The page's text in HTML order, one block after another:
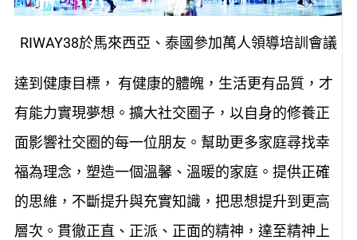
RIWAY38於馬來西亞、泰國參加萬人領導培訓會議
達到健康目標， 有健康的體魄，生活更有品質，才
有能力實現夢想。擴大社交圈子，以自身的修養正
面影響社交圈的每一位朋友。幫助更多家庭尋找幸
福為理念，塑造一個溫馨、溫暖的家庭。提供正確
的思維，不斷提升與充實知識，把思想提升到更高
層次。貫徹正直、正派、正面的精神，達至精神上